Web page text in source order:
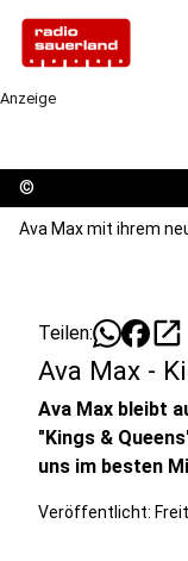
Anzeige
©
Ava Max mit ihrem
Teilen: open_in_new
Ava Max -
Ava Max bleibt
"Kings &
uns im besten
Veröffentlicht: